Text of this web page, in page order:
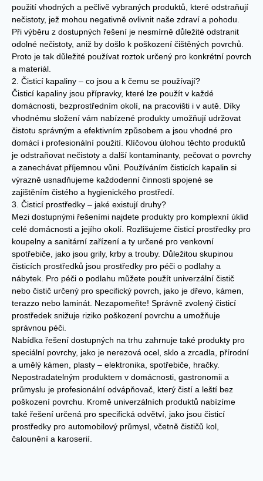
použití vhodných a pečlivě vybraných produktů, které odstraňují
nečistoty, jež mohou negativně ovlivnit naše zdraví a pohodu.
Při výběru z dostupných řešení je nesmírně důležité odstranit
odolné nečistoty, aniž by došlo k poškození čištěných povrchů.
Proto je tak důležité používat roztok určený pro konkrétní povrch
a materiál.
2. Čisticí kapaliny – co jsou a k čemu se používají?
Čisticí kapaliny jsou přípravky, které lze použít v každé
domácnosti, bezprostředním okolí, na pracovišti i v autě. Díky
vhodnému složení vám nabízené produkty umožňují udržovat
čistotu správným a efektivním způsobem a jsou vhodné pro
domácí i profesionální použití. Klíčovou úlohou těchto produktů
je odstraňovat nečistoty a další kontaminanty, pečovat o povrchy
a zanechávat příjemnou vůni. Používáním čisticích kapalin si
výrazně usnadňujeme každodenní činnosti spojené se
zajištěním čistého a hygienického prostředí.
3. Čisticí prostředky – jaké existují druhy?
Mezi dostupnými řešeními najdete produkty pro komplexní úklid
celé domácnosti a jejího okolí. Rozlišujeme čisticí prostředky pro
koupelny a sanitární zařízení a ty určené pro venkovní
spotřebiče, jako jsou grily, krby a trouby. Důležitou skupinou
čisticích prostředků jsou prostředky pro péči o podlahy a
nábytek. Pro péči o podlahu můžete použít univerzální čistič
nebo čistič určený pro specifický povrch, jako je dřevo, kámen,
terazzo nebo laminát. Nezapomeňte! Správně zvolený čisticí
prostředek snižuje riziko poškození povrchu a umožňuje
správnou péči.
Nabídka řešení dostupných na trhu zahrnuje také produkty pro
speciální povrchy, jako je nerezová ocel, sklo a zrcadla, přírodní
a umělý kámen, plasty – elektronika, spotřebiče, hračky.
Nepostradatelným produktem v domácnosti, gastronomii a
průmyslu je profesionální odvápňovač, který čistí a leští bez
poškození povrchu. Kromě univerzálních produktů nabízíme
také řešení určená pro specifická odvětví, jako jsou čisticí
prostředky pro automobilový průmysl, včetně čističů kol,
čalounění a karoserií.